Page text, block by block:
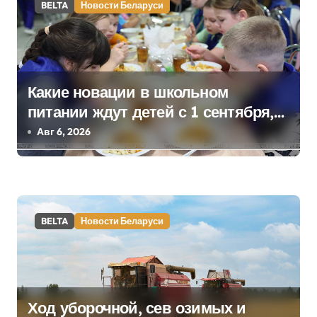
п
и
с
я
м
BELTA Новости Беларуси
Какие новации в школьном
питании ждут детей с 1 сентября,
рассказали в правительстве
Авг 6, 2026
BELTA Новости Беларуси
Ход уборочной, сев озимых и